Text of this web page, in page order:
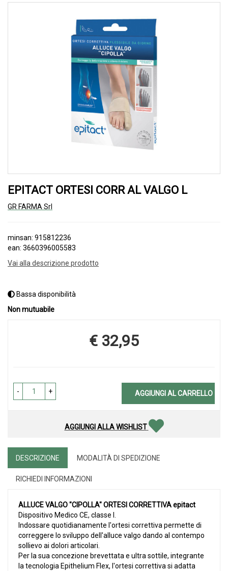
EPITACT ORTESI CORR AL VALGO L
GR FARMA Srl
minsan: 915812236
ean: 3660396005583
Vai alla descrizione prodotto
Bassa disponibilità
Non mutuabile
Prezzo
€ 32,95
- + AGGIUNGI AL CARRELLO
AGGIUNGI ALLA WISHLIST
DESCRIZIONE MODALITÀ DI SPEDIZIONE
RICHIEDI INFORMAZIONI
ALLUCE VALGO "CIPOLLA" ORTESI CORRETTIVA epitact
Dispositivo Medico CE, classe I.
Indossare quotidianamente l'ortesi correttiva permette di
correggere lo sviluppo dell'alluce valgo dando al contempo
sollievo ai dolori articolari.
Per la sua concezione brevettata e ultra sottile, integrante
la tecnologia Epithelium Flex, l'ortesi correttiva si adatta